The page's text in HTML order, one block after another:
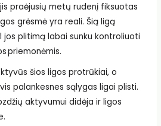
praėjusių metų rudenį fiksuotas
grėsmė yra reali. Šią ligą
plitimą labai sunku kontroliuoti
priemonėmis.
šios ligos protrūkiai, o
palankesnes sąlygas ligai plisti.
aktyvumui didėja ir ligos